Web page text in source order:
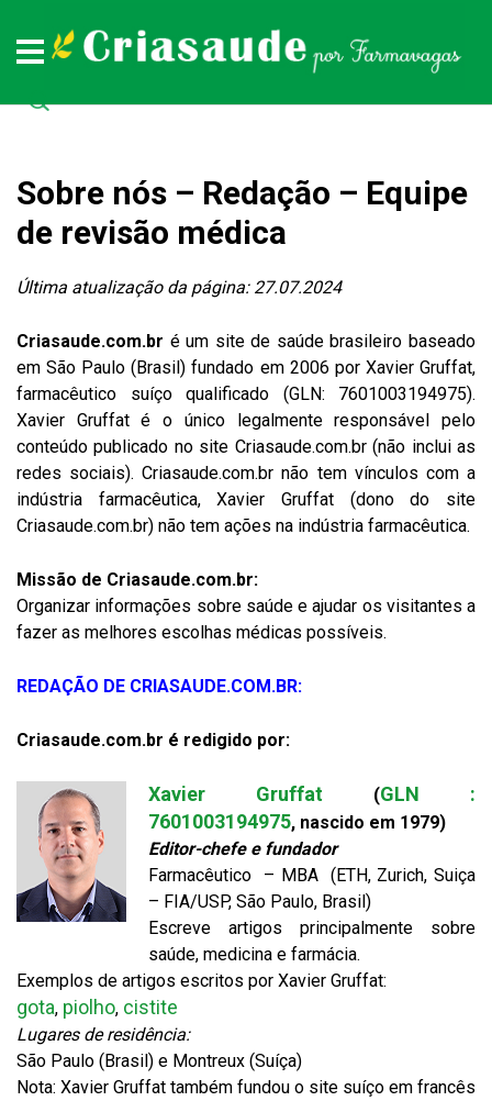
Sobre nós – Redação – Equipe
de revisão médica
Última atualização da página: 27.07.2024
Criasaude.com.br é um site de saúde brasileiro baseado
em São Paulo (Brasil) fundado em 2006 por Xavier Gruffat,
farmacêutico suíço qualificado (GLN: 7601003194975).
Xavier Gruffat é o único legalmente responsável pelo
conteúdo publicado no site Criasaude.com.br (não inclui as
redes sociais). Criasaude.com.br não tem vínculos com a
indústria farmacêutica, Xavier Gruffat (dono do site
Criasaude.com.br) não tem ações na indústria farmacêutica.
Missão de Criasaude.com.br:
Organizar informações sobre saúde e ajudar os visitantes a
fazer as melhores escolhas médicas possíveis.
REDAÇÃO DE CRIASAUDE.COM.BR:
Criasaude.com.br é redigido por:
Xavier Gruffat (GLN :
7601003194975, nascido em 1979)
Editor-chefe e fundador
Farmacêutico – MBA (ETH, Zurich, Suiça
– FIA/USP, São Paulo, Brasil)
Escreve artigos principalmente sobre
saúde, medicina e farmácia.
Exemplos de artigos escritos por Xavier Gruffat:
gota, piolho, cistite
Lugares de residência:
São Paulo (Brasil) e Montreux (Suíça)
Nota: Xavier Gruffat também fundou o site suíço em francês